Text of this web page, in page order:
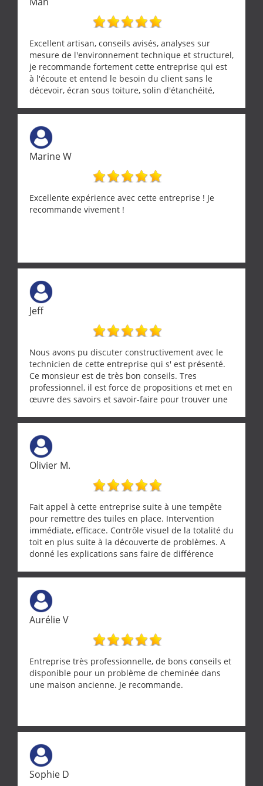
Excellent artisan, conseils avisés, analyses sur
mesure de l'environnement technique et structurel,
je recommande fortement cette entreprise qui est
à l'écoute et entend le besoin du client sans le
décevoir, écran sous toiture, solin d'étanchéité,
récupérateur d'eau, tout a été parfaitement mis en
œuvre sans besoin d'y revenir. confiance assurée.
Marine W
Excellente expérience avec cette entreprise ! Je
recommande vivement !
Jeff
Nous avons pu discuter constructivement avec le
technicien de cette entreprise qui s' est présenté.
Ce monsieur est de très bon conseils. Tres
professionnel, il est force de propositions et met en
œuvre des savoirs et savoir-faire pour trouver une
demande de l écoute et de la considération, ce qui
ne se trouve que chez les pationnés de leur métier.
Merci a ce monsieur pour sa disponibilité
Olivier M.
Fait appel à cette entreprise suite à une tempête
pour remettre des tuiles en place. Intervention
immédiate, efficace. Contrôle visuel de la totalité du
toit en plus suite à la découverte de problèmes. A
donné les explications sans faire de différence
Aurélie V
Entreprise très professionnelle, de bons conseils et
disponible pour un problème de cheminée dans
une maison ancienne. Je recommande.
Sophie D